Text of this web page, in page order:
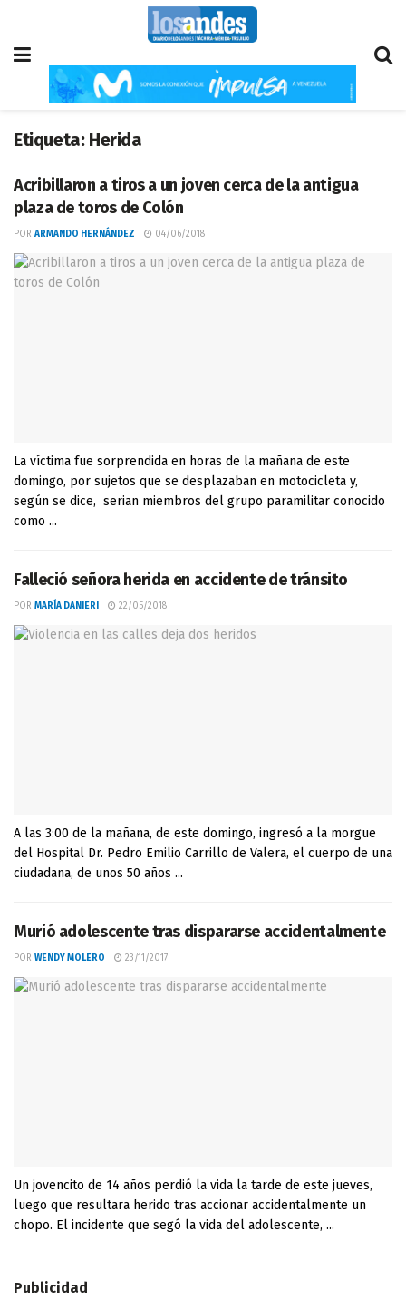
Etiqueta: Herida
Acribillaron a tiros a un joven cerca de la antigua
plaza de toros de Colón
POR ARMANDO HERNÁNDEZ 04/06/2018
La víctima fue sorprendida en horas de la mañana de este
domingo, por sujetos que se desplazaban en motocicleta y,
según se dice, serian miembros del grupo paramilitar conocido
como ...
Falleció señora herida en accidente de tránsito
POR MARÍA DANIERI 22/05/2018
A las 3:00 de la mañana, de este domingo, ingresó a la morgue
del Hospital Dr. Pedro Emilio Carrillo de Valera, el cuerpo de una
ciudadana, de unos 50 años ...
Murió adolescente tras dispararse accidentalmente
POR WENDY MOLERO 23/11/2017
Un jovencito de 14 años perdió la vida la tarde de este jueves,
luego que resultara herido tras accionar accidentalmente un
chopo. El incidente que segó la vida del adolescente, ...
Publicidad